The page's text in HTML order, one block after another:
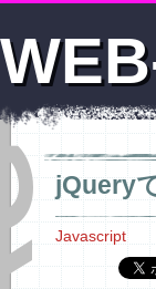
jQuery
Javascript